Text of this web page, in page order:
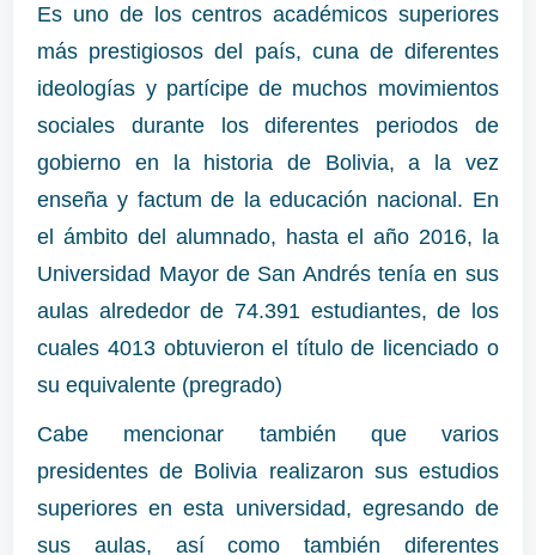
Es uno de los centros académicos superiores
más prestigiosos del país, cuna de diferentes
ideologías y partícipe de muchos movimientos
sociales durante los diferentes periodos de
gobierno en la historia de Bolivia, a la vez
enseña y factum de la educación nacional. En
el ámbito del alumnado, hasta el año 2016, la
Universidad Mayor de San Andrés tenía en sus
aulas alrededor de 74.391 estudiantes, de los
cuales 4013 obtuvieron el título de licenciado o
su equivalente (pregrado)
Cabe mencionar también que varios
presidentes de Bolivia realizaron sus estudios
superiores en esta universidad, egresando de
sus aulas, así como también diferentes